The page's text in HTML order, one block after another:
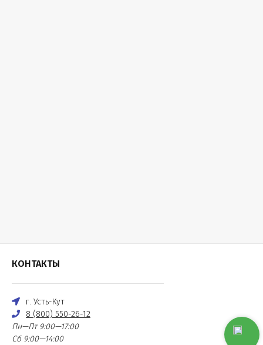
КОНТАКТЫ
г. Усть-Кут
8 (800) 550-26-12
Пн—Пт 9:00—17:00
Сб 9:00—14:00